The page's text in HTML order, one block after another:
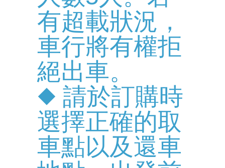
有超載狀況，
車行將有權拒
絕出車。
◆ 請於訂購時
選擇正確的取
車點以及還車